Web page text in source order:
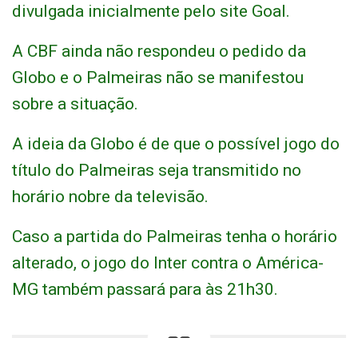
divulgada inicialmente pelo site Goal.
A CBF ainda não respondeu o pedido da
Globo e o Palmeiras não se manifestou
sobre a situação.
A ideia da Globo é de que o possível jogo do
título do Palmeiras seja transmitido no
horário nobre da televisão.
Caso a partida do Palmeiras tenha o horário
alterado, o jogo do Inter contra o América-
MG também passará para às 21h30.